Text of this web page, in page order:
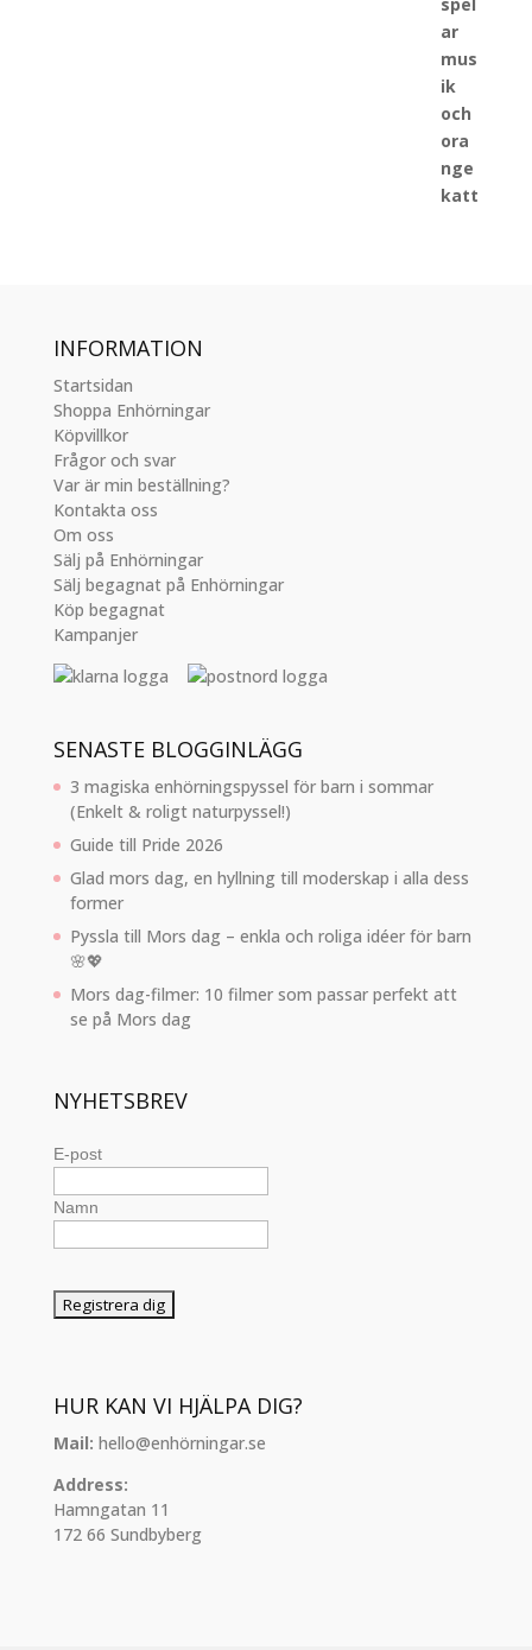
INFORMATION
Startsidan
Shoppa Enhörningar
Köpvillkor
Frågor och svar
Var är min beställning?
Kontakta oss
Om oss
Sälj på Enhörningar
Sälj begagnat på Enhörningar
Köp begagnat
Kampanjer
SENASTE BLOGGINLÄGG
3 magiska enhörningspyssel för barn i sommar
(Enkelt & roligt naturpyssel!)
Guide till Pride 2026
Glad mors dag, en hyllning till moderskap i alla dess
former
Pyssla till Mors dag – enkla och roliga idéer för barn
🌸💖
Mors dag-filmer: 10 filmer som passar perfekt att
se på Mors dag
NYHETSBREV
E-post
Namn
HUR KAN VI HJÄLPA DIG?
Mail: hello@enhörningar.se
Address:
Hamngatan 11
172 66 Sundbyberg